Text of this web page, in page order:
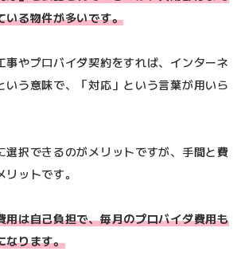
いる物件が多いです。
事やプロバイダ契約をすれば、インターネ
いう意味で、「対応」という言葉が用いら
選択できるのがメリットですが、手間と費
ットです。
用は自己負担で、毎月のプロバイダ費用も
なります。